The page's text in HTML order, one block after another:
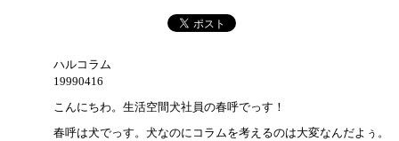
ハルコラム
19990416
こんにちわ。生活空間犬社員の春呼でっす！
春呼は犬でっす。犬なのにコラムを考えるのは大変なんだよぅ。